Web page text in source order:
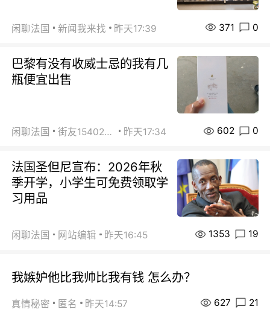
闲聊法国 新闻我来找 昨天17:39 371 0
巴黎有没有收威士忌的我有几
瓶便宜出售
闲聊法国 街友15402223 昨天17:34 602 0
法国圣但尼宣布：2026年秋
季开学，小学生可免费领取学
习用品
闲聊法国 网站编辑 昨天16:45 1353 19
我嫉妒他比我帅比我有钱 怎么办？
真情秘密 匿名 昨天14:57 627 21